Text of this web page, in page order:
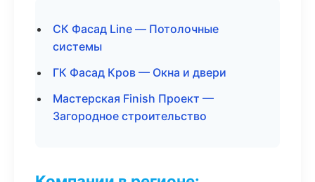
СК Фасад Line — Потолочные
системы
ГК Фасад Кров — Окна и двери
Мастерская Finish Проект —
Загородное строительство